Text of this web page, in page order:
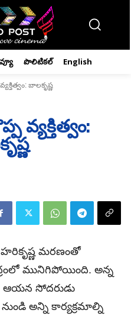
పొలిటికల్ English
బాలకృష్ణ
వ్యక్తిత్వం:
మరణంతో
మునిగిపోయింది. అన్న
ఆయన సోదరుడు
అన్ని కార్యక్రమాల్ని